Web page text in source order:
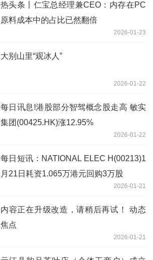
热头条丨仁宝总经理兼CEO：内存在PC
原料成本中的占比已然翻倍
2026-01-23
大别山里“观冰人”
2026-01-22
每日讯息!港股部分智驾概念股走高 敏实
集团(00425.HK)涨12.95%
2026-01-22
每日短讯：NATIONAL ELEC H(00213)1
月21日耗资1.065万港元回购3万股
2026-01-21
内容正在升级改造，请稍后再试！ 动态
焦点
2026-01-21